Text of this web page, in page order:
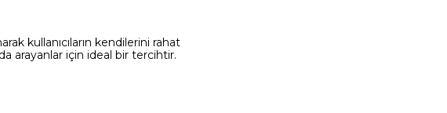
kullanıcıların kendilerini rahat
arayanlar için ideal bir tercihtir.